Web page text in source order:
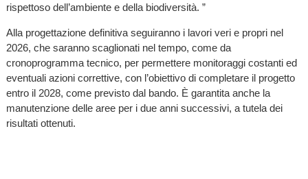
rispettoso dell’ambiente e della biodiversità. ”
Alla progettazione definitiva seguiranno i lavori veri e propri nel
2026, che saranno scaglionati nel tempo, come da
cronoprogramma tecnico, per permettere monitoraggi costanti ed
eventuali azioni correttive, con l’obiettivo di completare il progetto
entro il 2028, come previsto dal bando. È garantita anche la
manutenzione delle aree per i due anni successivi, a tutela dei
risultati ottenuti.